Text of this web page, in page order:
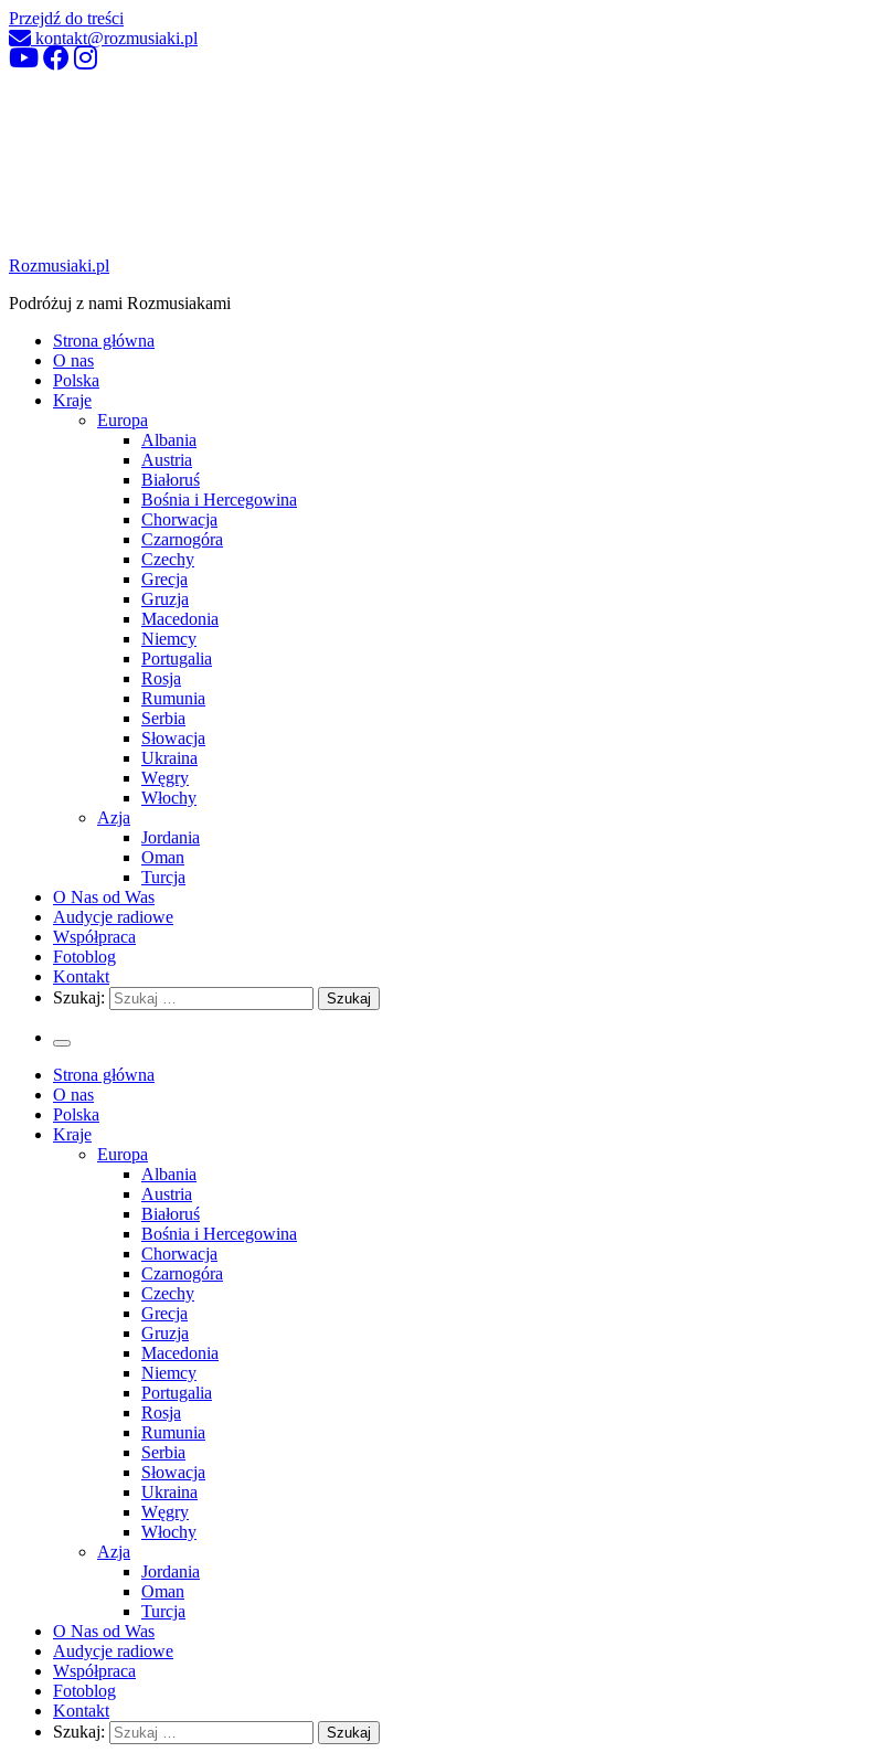
Przejdź do treści
kontakt@rozmusiaki.pl
Rozmusiaki.pl
Podróżuj z nami Rozmusiakami
Strona główna
O nas
Polska
Kraje
Europa
Albania
Austria
Białoruś
Bośnia i Hercegowina
Chorwacja
Czarnogóra
Czechy
Grecja
Gruzja
Macedonia
Niemcy
Portugalia
Rosja
Rumunia
Serbia
Słowacja
Ukraina
Węgry
Włochy
Azja
Jordania
Oman
Turcja
O Nas od Was
Audycje radiowe
Współpraca
Fotoblog
Kontakt
Szukaj:
Strona główna
O nas
Polska
Kraje
Europa
Albania
Austria
Białoruś
Bośnia i Hercegowina
Chorwacja
Czarnogóra
Czechy
Grecja
Gruzja
Macedonia
Niemcy
Portugalia
Rosja
Rumunia
Serbia
Słowacja
Ukraina
Węgry
Włochy
Azja
Jordania
Oman
Turcja
O Nas od Was
Audycje radiowe
Współpraca
Fotoblog
Kontakt
Szukaj: